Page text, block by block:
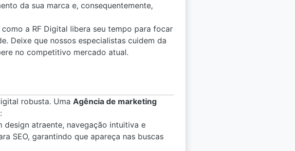
da sua marca e, consequentemente,
como a RF Digital libera seu tempo para focar
Deixe que nossos especialistas cuidem da
no competitivo mercado atual.
robusta. Uma Agência de marketing
design atraente, navegação intuitiva e
SEO, garantindo que apareça nas buscas